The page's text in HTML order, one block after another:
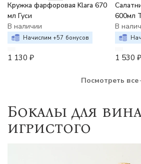
Кружка фарфоровая Klara 670
мл Гуси
В наличии
Начислим +57 бонусов
1 130 ₽
600мл
В
1 530 ₽
Посмотреть все
Бокалы для
игристого